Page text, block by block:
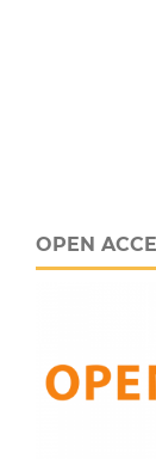
OPEN